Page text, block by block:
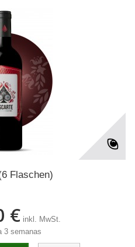
Flaschen)
€ inkl. MwSt.
3 semanas